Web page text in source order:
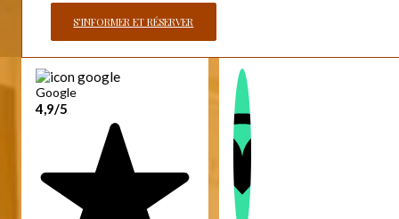
S'INFORMER ET RÉSERVER
Google
4,9/5